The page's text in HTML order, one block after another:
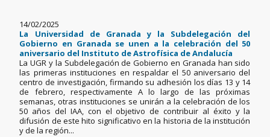
14/02/2025
La Universidad de Granada y la Subdelegación del
Gobierno en Granada se unen a la celebración del 50
aniversario del Instituto de Astrofísica de Andalucía
La UGR y la Subdelegación de Gobierno en Granada han sido
las primeras instituciones en respaldar el 50 aniversario del
centro de investigación, firmando su adhesión los días 13 y 14
de febrero, respectivamente A lo largo de las próximas
semanas, otras instituciones se unirán a la celebración de los
50 años del IAA, con el objetivo de contribuir al éxito y la
difusión de este hito significativo en la historia de la institución
y de la región...